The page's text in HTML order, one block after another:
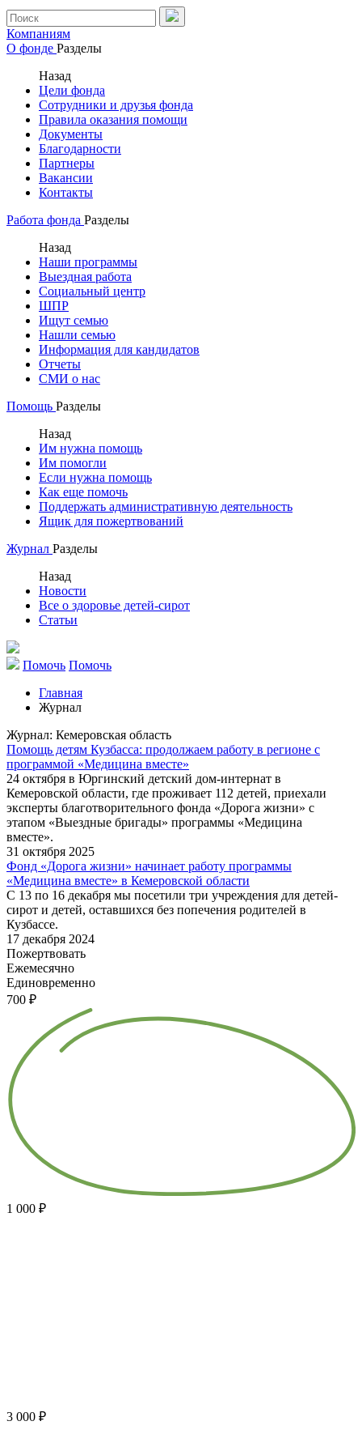
Компаниям
О фонде Разделы
Назад
Цели фонда
Сотрудники и друзья фонда
Правила оказания помощи
Документы
Благодарности
Партнеры
Вакансии
Контакты
Работа фонда Разделы
Назад
Наши программы
Выездная работа
Социальный центр
ШПР
Ищут семью
Нашли семью
Информация для кандидатов
Отчеты
СМИ о нас
Помощь Разделы
Назад
Им нужна помощь
Им помогли
Если нужна помощь
Как еще помочь
Поддержать административную деятельность
Ящик для пожертвований
Журнал Разделы
Назад
Новости
Все о здоровье детей-сирот
Статьи
Помочь Помочь
Главная
Журнал
Журнал: Кемеровская область
Помощь детям Кузбасса: продолжаем работу в регионе с
программой «Медицина вместе»
24 октября в Юргинский детский дом-интернат в
Кемеровской области, где проживает 112 детей, приехали
эксперты благотворительного фонда «Дорога жизни» с
этапом «Выездные бригады» программы «Медицина
вместе».
31 октября 2025
Фонд «Дорога жизни» начинает работу программы
«Медицина вместе» в Кемеровской области
С 13 по 16 декабря мы посетили три учреждения для детей-
сирот и детей, оставшихся без попечения родителей в
Кузбассе.
17 декабря 2024
Пожертвовать
Ежемесячно
Единовременно
700 ₽
1 000 ₽
3 000 ₽